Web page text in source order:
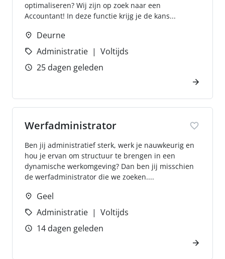
optimaliseren? Wij zijn op zoek naar een
Accountant! In deze functie krijg je de kans...
Deurne
Administratie
Voltijds
25 dagen geleden
Werfadministrator
Ben jij administratief sterk, werk je nauwkeurig en
hou je ervan om structuur te brengen in een
dynamische werkomgeving? Dan ben jij misschien
de werfadministrator die we zoeken....
Geel
Administratie
Voltijds
14 dagen geleden